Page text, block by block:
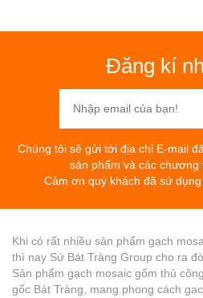
Đăng kí
Chúng tôi sẽ gửi tới địa chỉ E-mail
sản phẩm và các chương
Cảm ơn quý khách đã sử
Khi có rất nhiều sản phẩm gạch
thì nay Sứ Bát Tràng Group cho ra
Sản phẩm gạch mosaic gốm thủ
gốc Bát Tràng, mang phong cách